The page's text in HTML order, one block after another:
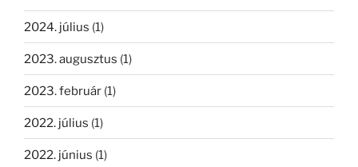
2024. július (1)
2023. augusztus (1)
2023. február (1)
2022. július (1)
2022. június (1)